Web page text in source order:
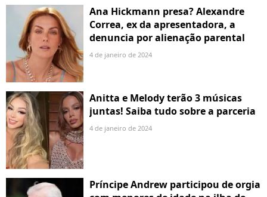
Ana Hickmann presa? Alexandre
Correa, ex da apresentadora, a
denuncia por alienação parental
4 de janeiro de 2024
Anitta e Melody terão 3 músicas
juntas! Saiba tudo sobre a parceria
4 de janeiro de 2024
Príncipe Andrew participou de orgia